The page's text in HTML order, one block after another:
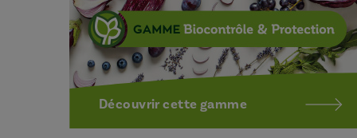
Découvrir cette gamme